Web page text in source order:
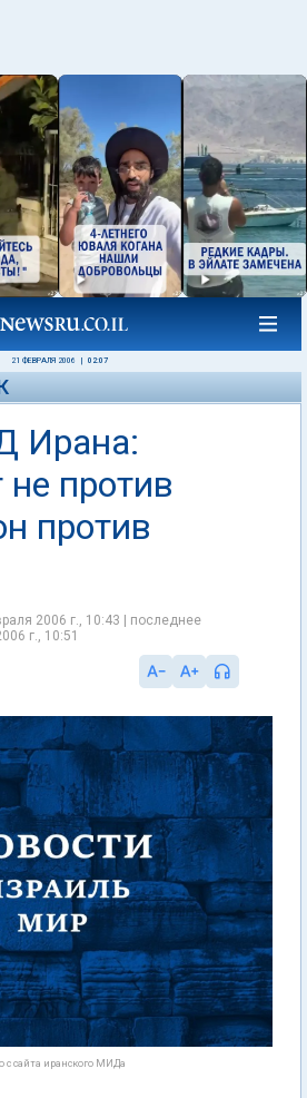
21 ФЕВРАЛЯ 2006 02:07
Ирана:
не против
против
2006 г., 10:43 | последнее
г., 10:51
с сайта иранского МИДа